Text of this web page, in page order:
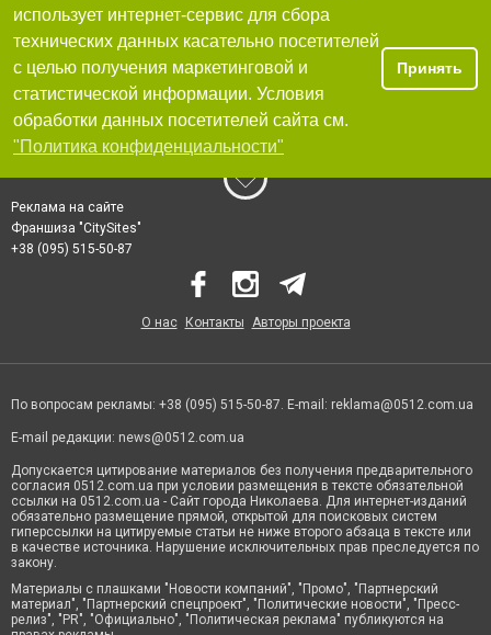
использует интернет-сервис для сбора
технических данных касательно посетителей
с целью получения маркетинговой и
статистической информации. Условия
обработки данных посетителей сайта см.
"Политика конфиденциальности"
Принять
Реклама на сайте
Франшиза "CitySites"
+38 (095) 515-50-87
О нас Контакты Авторы проекта
По вопросам рекламы: +38 (095) 515-50-87. E-mail: reklama@0512.com.ua
E-mail редакции: news@0512.com.ua
Допускается цитирование материалов без получения предварительного
согласия 0512.com.ua при условии размещения в тексте обязательной
ссылки на 0512.com.ua - Сайт города Николаева. Для интернет-изданий
обязательно размещение прямой, открытой для поисковых систем
гиперссылки на цитируемые статьи не ниже второго абзаца в тексте или
в качестве источника. Нарушение исключительных прав преследуется по
закону.
Материалы с плашками "Новости компаний", "Промо", "Партнерский
материал", "Партнерский спецпроект", "Политические новости", "Пресс-
релиз", "PR", "Официально", "Политическая реклама" публикуются на